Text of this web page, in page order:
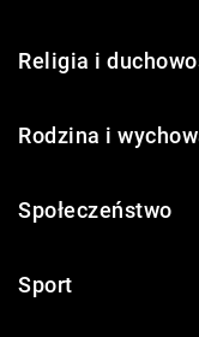
Religia i
Rodzina i
Społeczeństwo
Sport